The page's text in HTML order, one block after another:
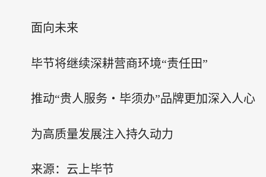
面向未来
毕节将继续深耕营商环境“责任田”
推动“贵人服务・毕须办”品牌更加深入人心
为高质量发展注入持久动力
来源：云上毕节